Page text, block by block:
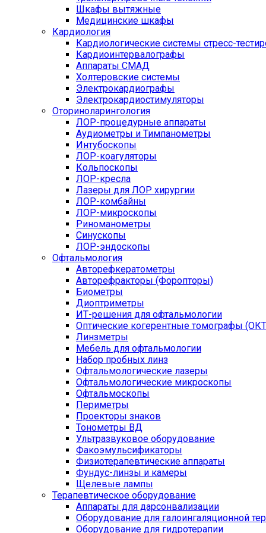
Шкафы вытяжные
Медицинские шкафы
Кардиология
Кардиологические системы стресс-
Кардиоинтервалографы
Аппараты СМАД
Холтеровские системы
Электрокардиографы
Электрокардиостимуляторы
Оториноларингология
ЛОР-процедурные аппараты
Аудиометры и Тимпанометры
Интубоскопы
ЛОР-коагуляторы
Кольпоскопы
ЛОР-кресла
Лазеры для ЛОР хирургии
ЛОР-комбайны
ЛОР-микроскопы
Риноманометры
Синускопы
ЛОР-эндоскопы
Офтальмология
Авторефкератометры
Авторефракторы (Форопторы)
Биометры
Диоптриметры
ИТ-решения для офтальмологии
Оптические когерентные томографы
Линзметры
Мебель для офтальмологии
Набор пробных линз
Офтальмологические лазеры
Офтальмологические микроскопы
Офтальмоскопы
Периметры
Проекторы знаков
Тонометры ВД
Ультразвуковое оборудование
Факоэмульсификаторы
Физиотерапевтические аппараты
Фундус-линзы и камеры
Щелевые лампы
Терапевтическое оборудование
Аппараты для дарсонвализации
Оборудование для галоингаляционной
Оборудование для гидротерапии